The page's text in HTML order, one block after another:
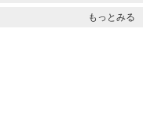
もっとみる